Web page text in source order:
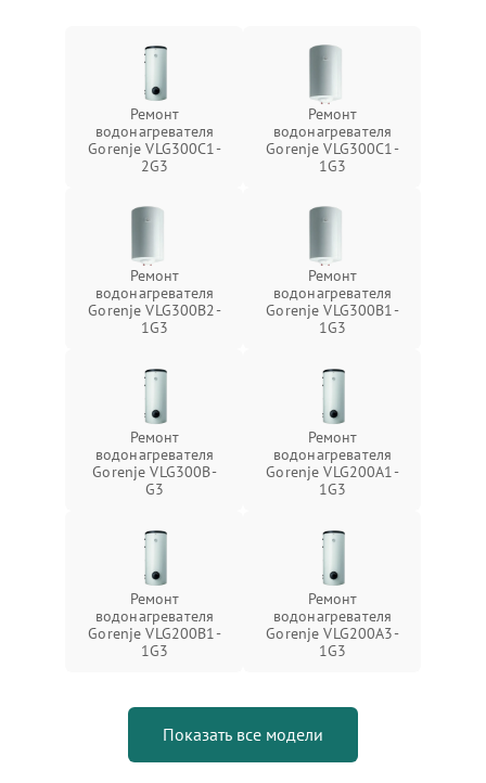
Ремонт
водонагревателя
Gorenje VLG300C1-
2G3
Ремонт
водонагревателя
Gorenje VLG300C1-
1G3
Ремонт
водонагревателя
Gorenje VLG300B2-
1G3
Ремонт
водонагревателя
Gorenje VLG300B1-
1G3
Ремонт
водонагревателя
Gorenje VLG300B-
G3
Ремонт
водонагревателя
Gorenje VLG200А1-
1G3
Ремонт
водонагревателя
Gorenje VLG200B1-
1G3
Ремонт
водонагревателя
Gorenje VLG200A3-
1G3
Показать все модели